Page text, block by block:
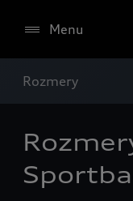
Menu
Rozmery